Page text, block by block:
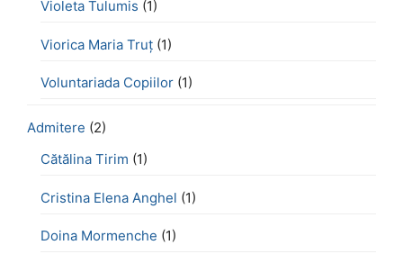
Violeta Tulumis (1)
Viorica Maria Truț (1)
Voluntariada Copiilor (1)
Admitere (2)
Cătălina Tirim (1)
Cristina Elena Anghel (1)
Doina Mormenche (1)